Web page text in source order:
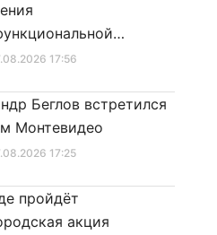
17:56
центра спорта
17:25
Беглов встретился
Монтевидео
пройдёт
акция